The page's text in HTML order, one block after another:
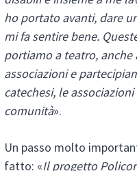
ho portato avanti, dare
mi fa sentire bene.
portiamo a teatro,
associazioni e
catechesi, le
comunità».
Un passo molto
fatto: «Il progetto